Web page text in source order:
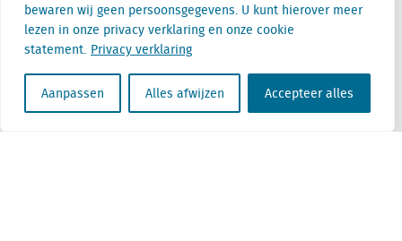
bewaren wij geen persoonsgegevens. U kunt hierover meer
lezen in onze privacy verklaring en onze cookie
statement. Privacy verklaring
Aanpassen Alles afwijzen Accepteer alles
Locatus B.V. and Locatus Belgie B.V. are wholly-owned subsidiaries of Green Street
Advisors, LLC. While Green Street offers some regulated products and services, global